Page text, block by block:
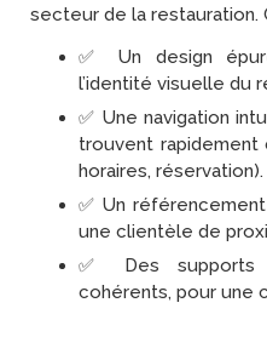
secteur de la restauration.
✅ Un design
l’identité visuelle du
✅ Une navigation
trouvent rapidement
horaires, réservation).
✅ Un
une clientèle de
✅ Des supports
cohérents, pour une